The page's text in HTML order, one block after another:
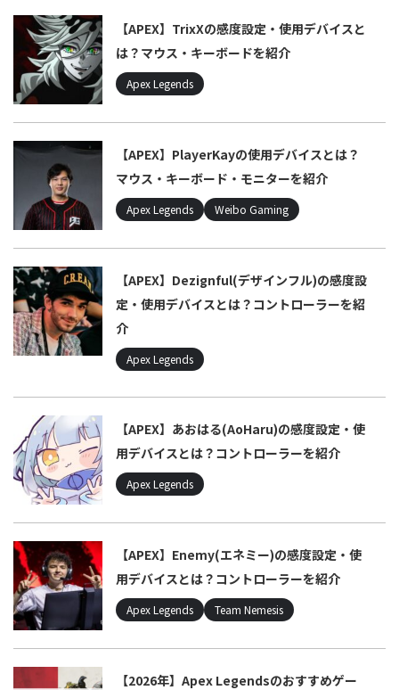
【APEX】TrixXの感度設定・使用デバイスと
は？マウス・キーボードを紹介
Apex Legends
【APEX】PlayerKayの使用デバイスとは？
マウス・キーボード・モニターを紹介
Apex Legends Weibo Gaming
【APEX】Dezignful(デザインフル)の感度設
定・使用デバイスとは？コントローラーを紹
介
Apex Legends
【APEX】あおはる(AoHaru)の感度設定・使
用デバイスとは？コントローラーを紹介
Apex Legends
【APEX】Enemy(エネミー)の感度設定・使
用デバイスとは？コントローラーを紹介
Apex Legends Team Nemesis
【2026年】Apex Legendsのおすすめゲー